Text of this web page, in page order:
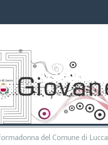
del Comune di Lucca